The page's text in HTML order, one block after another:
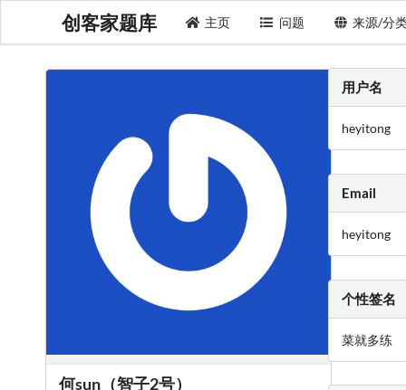
创客家题库 主页 问题 来源/分
何sun（智子2号）
用户名
heyitong
Email
heyitong
个性签名
菜就多练